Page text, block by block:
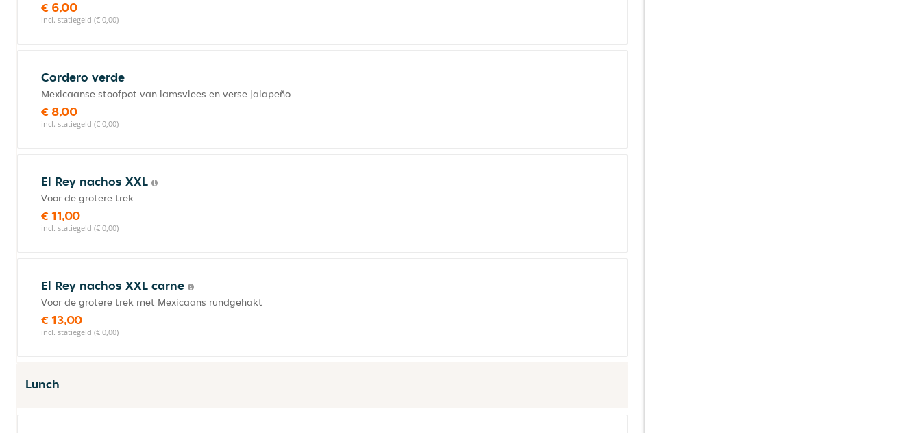
€ 6,00
incl. statiegeld (€ 0,00)
Cordero verde
Mexicaanse stoofpot van lamsvlees en verse jalapeño
€ 8,00
incl. statiegeld (€ 0,00)
El Rey nachos XXL
Voor de grotere trek
€ 11,00
incl. statiegeld (€ 0,00)
El Rey nachos XXL carne
Voor de grotere trek met Mexicaans rundgehakt
€ 13,00
incl. statiegeld (€ 0,00)
Lunch